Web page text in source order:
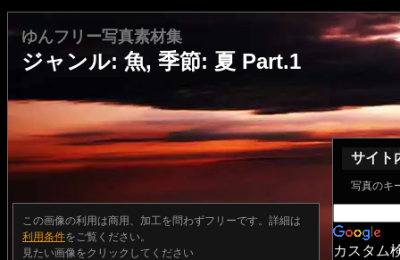
ゆんフリー写真素材集
ジャンル: 魚, 季節: 夏 Part.1
この画像の利用は商用、加工を問わずフリーです。詳細は
利用条件をご覧ください。
見たい画像をクリックしてください
サイト
写真のキ
カスタム